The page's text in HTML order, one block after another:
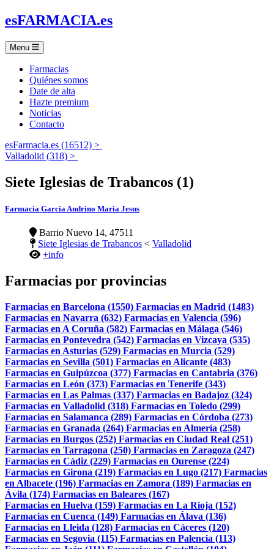
esFARMACIA.es
Menu
Farmacias
Quiénes somos
Date de alta
Hazte premium
Noticias
Contacto
esFarmacia.es (16512) >
Valladolid (318) >
Siete Iglesias de Trabancos (1)
Farmacia Garcia Andrino Maria Jesus
Barrio Nuevo 14, 47511
Siete Iglesias de Trabancos < Valladolid
+info
Farmacias por provincias
Farmacias en Barcelona (1550) Farmacias en Madrid (1483)
Farmacias en Navarra (632) Farmacias en Valencia (596)
Farmacias en A Coruña (582) Farmacias en Málaga (546)
Farmacias en Pontevedra (542) Farmacias en Vizcaya (535)
Farmacias en Asturias (529) Farmacias en Murcia (529)
Farmacias en Sevilla (501) Farmacias en Alicante (483)
Farmacias en Guipúzcoa (377) Farmacias en Cantabria (376)
Farmacias en León (373) Farmacias en Tenerife (343)
Farmacias en Las Palmas (337) Farmacias en Badajoz (324)
Farmacias en Valladolid (318) Farmacias en Toledo (299)
Farmacias en Salamanca (289) Farmacias en Córdoba (273)
Farmacias en Granada (264) Farmacias en Almería (258)
Farmacias en Burgos (252) Farmacias en Ciudad Real (251)
Farmacias en Tarragona (250) Farmacias en Zaragoza (247)
Farmacias en Cádiz (229) Farmacias en Ourense (224)
Farmacias en Girona (219) Farmacias en Lugo (217) Farmacias
en Albacete (196) Farmacias en Zamora (189) Farmacias en
Ávila (174) Farmacias en Baleares (167)
Farmacias en Huelva (159) Farmacias en La Rioja (152)
Farmacias en Cuenca (149) Farmacias en Álava (136)
Farmacias en Lleida (128) Farmacias en Cáceres (120)
Farmacias en Segovia (115) Farmacias en Palencia (113)